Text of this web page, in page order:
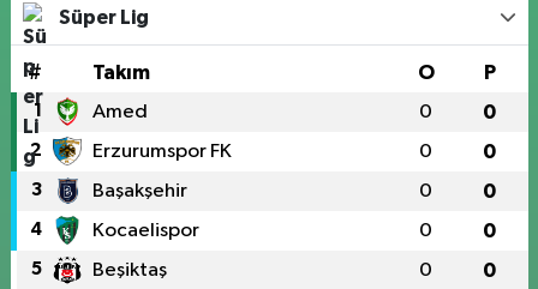
Süper Lig
# Takım O P
1 Amed 0 0
2 Erzurumspor FK 0 0
3 Başakşehir 0 0
4 Kocaelispor 0 0
5 Beşiktaş 0 0